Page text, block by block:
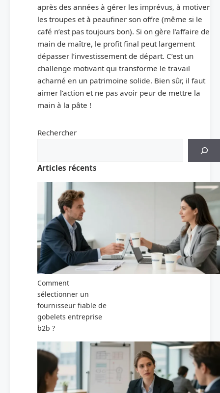
après des années à gérer les imprévus, à motiver
les troupes et à peaufiner son offre (même si le
café n’est pas toujours bon). Si on gère l’affaire de
main de maître, le profit final peut largement
dépasser l’investissement de départ. C’est un
challenge motivant qui transforme le travail
acharné en un patrimoine solide. Bien sûr, il faut
aimer l’action et ne pas avoir peur de mettre la
main à la pâte !
Rechercher
Articles récents
Comment
sélectionner un
fournisseur fiable de
gobelets entreprise
b2b ?